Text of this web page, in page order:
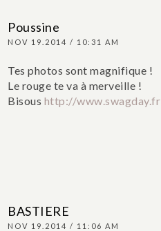
Poussine
NOV 19.2014 / 10:31 AM
Tes photos sont magnifique !
Le rouge te va à merveille !
Bisous http://www.swagday.fr
BASTIERE
NOV 19.2014 / 11:06 AM